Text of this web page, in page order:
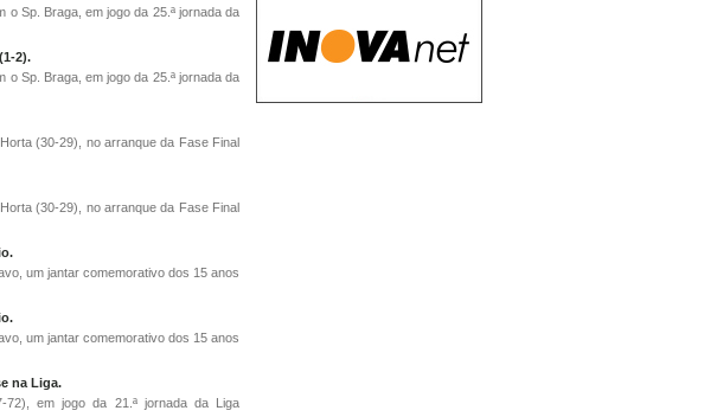
Sp. Braga, em jogo da 25.ª jornada da
2).
Sp. Braga, em jogo da 25.ª jornada da
(30-29), no arranque da Fase Final
(30-29), no arranque da Fase Final
um jantar comemorativo dos 15 anos
um jantar comemorativo dos 15 anos
na Liga.
em jogo da 21.ª jornada da Liga